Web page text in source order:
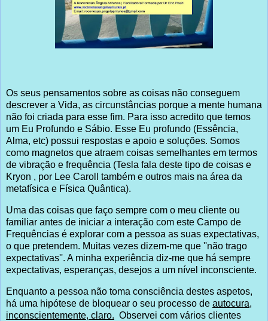
Os seus pensamentos sobre as coisas não conseguem
descrever a Vida, as circunstâncias porque a mente humana
não foi criada para esse fim. Para isso acredito que temos
um Eu Profundo e Sábio. Esse Eu profundo (Essência,
Alma, etc) possui respostas e apoio e soluções. Somos
como magnetos que atraem coisas semelhantes em termos
de vibração e frequência (Tesla fala deste tipo de coisas e
Kryon , por Lee Caroll também e outros mais na área da
metafísica e Física Quântica).
Uma das coisas que faço sempre com o meu cliente ou
familiar antes de iniciar a interação com este Campo de
Frequências é explorar com a pessoa as suas expectativas,
o que pretendem. Muitas vezes dizem-me que ''não trago
expectativas''. A minha experiência diz-me que há sempre
expectativas, esperanças, desejos a um nível inconsciente.
Enquanto a pessoa não toma consciência destes aspetos,
há uma hipótese de bloquear o seu processo de autocura,
inconscientemente, claro. Observei com vários clientes